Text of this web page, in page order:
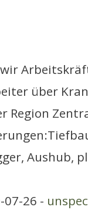
über
Region
Aushub,
07-26 -